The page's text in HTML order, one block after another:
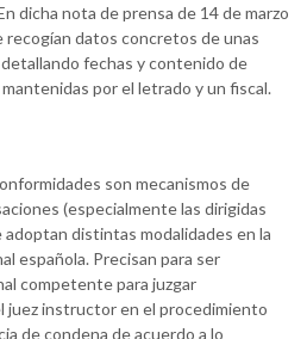
dicha nota de prensa de 14 de marzo
recogían datos concretos de unas
fechas y contenido de
por el letrado y un fiscal.
son mecanismos de
(especialmente las dirigidas
adoptan distintas modalidades en la
española. Precisan para ser
competente para juzgar
juez instructor en el procedimiento
de condena de acuerdo a lo